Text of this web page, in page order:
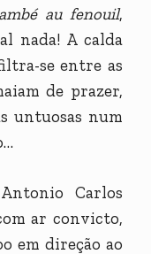
au fenouil,
nada! A calda
se entre as
de prazer,
untuosas num
Carlos
ar convicto,
em direção ao